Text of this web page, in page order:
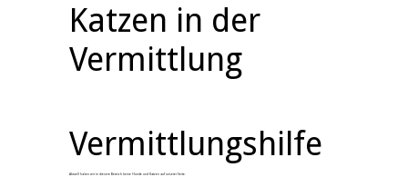
Katzen in der
Vermittlung
Vermittlungshilfe
Aktuell haben wir in diesem Bereich keine Hunde und Katzen auf unserer Seite.